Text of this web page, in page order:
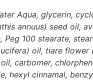
Aqua, glycerin,
annuus) seed oil,
Peg 100 stearate,
oil, tiare flower
carbomer,
hexyl cinnamal,